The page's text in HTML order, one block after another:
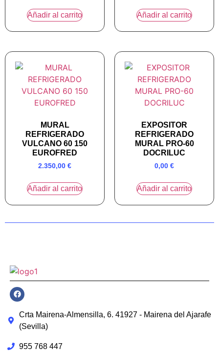
Añadir al carrito Añadir al carrito
MURAL
REFRIGERADO
VULCANO 60 150
EUROFRED
2.350,00 €
Añadir al carrito
EXPOSITOR
REFRIGERADO
MURAL PRO-60
DOCRILUC
0,00 €
Añadir al carrito
Crta Mairena-Almensilla, 6. 41927 - Mairena del Ajarafe
(Sevilla)
955 768 447